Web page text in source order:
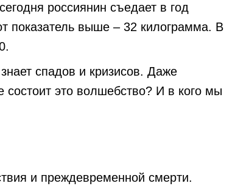
россиянин съедает в год
показатель выше – 32 килограмма. В
спадов и кризисов. Даже
это волшебство? И в кого мы
и преждевременной смерти.